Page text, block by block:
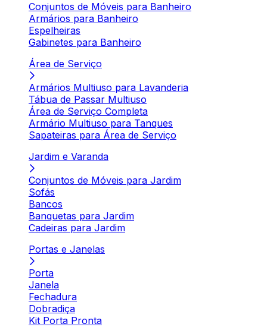
Conjuntos de Móveis para Banheiro
Armários para Banheiro
Espelheiras
Gabinetes para Banheiro
Área de Serviço
Armários Multiuso para Lavanderia
Tábua de Passar Multiuso
Área de Serviço Completa
Armário Multiuso para Tanques
Sapateiras para Área de Serviço
Jardim e Varanda
Conjuntos de Móveis para Jardim
Sofás
Bancos
Banquetas para Jardim
Cadeiras para Jardim
Portas e Janelas
Porta
Janela
Fechadura
Dobradiça
Kit Porta Pronta